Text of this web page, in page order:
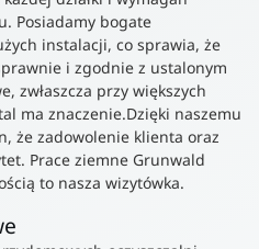
Posiadamy bogate
instalacji, co sprawia, że
i zgodnie z ustalonym
zwłaszcza przy większych
ma znaczenie.Dzięki naszemu
że zadowolenie klienta oraz
Prace ziemne Grunwald
to nasza wizytówka.